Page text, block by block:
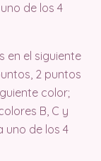
de los 4
en el siguiente
2 puntos
color;
B, C y
uno de los 4